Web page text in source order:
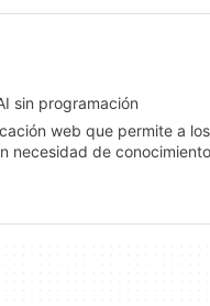
sin programación
web que permite a
necesidad de